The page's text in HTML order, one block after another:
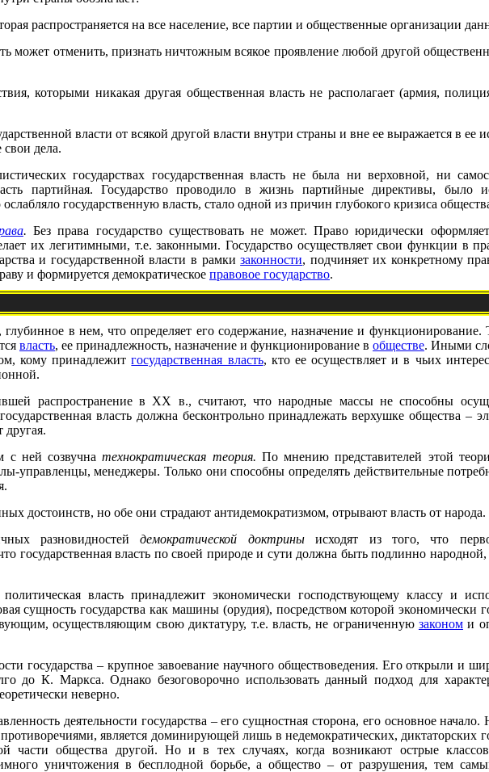
распространяется на все население, все партии и общественные организации
может отменить, признать ничтожным всякое проявление любой другой
которыми никакая другая общественная власть не располагает (армия,
власти от всякой другой власти внутри страны и вне ее выражается в ее
свои дела.
государствах государственная власть не была ни верховной, ни
партийная. Государство проводило в жизнь партийные директивы, было
государственную власть, стало одной из причин глубокого кризиса
. Без права государство существовать не может. Право юридически
их легитимными, т.е. законными. Государство осуществляет свои функции в
и государственной власти в рамкизаконности, подчиняет их конкретному
и формируется демократическое правовое государство.
глубинное в нем, что определяет его содержание, назначение и
власть, ее принадлежность, назначение и функционирование в обществе. Иными
кому принадлежитгосударственная власть, кто ее осуществляет и в чьих
распространение в XX в., считают, что народные массы не способны
власть должна бесконтрольно принадлежать верхушке общества –
с ней созвучнатехнократическая теория. По мнению представителей этой
управленцы, менеджеры. Только они способны определять действительные
достоинств, но обе они страдают антидемократизмом, отрывают власть от народа.
разновидностейдемократической доктриныисходят из того, что
государственная власть по своей природе и сути должна быть подлинно народной,
политическая власть принадлежит экономически господствующему классу и
сущность государства как машины (орудия), посредством которой экономически
осуществляющим свою диктатуру, т.е. власть, не ограниченную закономи
государства – крупное завоевание научного обществоведения. Его открыли и
до К. Маркса. Однако безоговорочно использовать данный подход для
неверно.
деятельности государства – его сущностная сторона, его основное начало.
является доминирующей лишь в недемократических, диктаторских
части общества другой. Но и в тех случаях, когда возникают острые
уничтожения в бесплодной борьбе, а общество – от разрушения, тем